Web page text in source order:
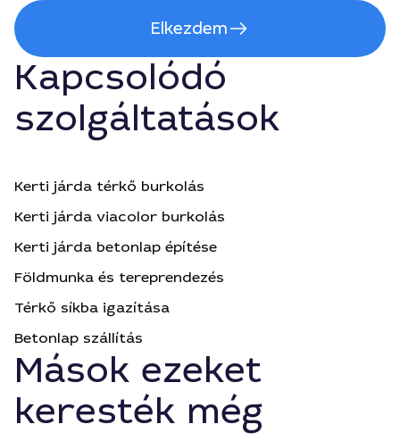
Elkezdem
Kapcsolódó
szolgáltatások
Kerti járda térkő burkolás
Kerti járda viacolor burkolás
Kerti járda betonlap építése
Földmunka és tereprendezés
Térkő síkba igazítása
Betonlap szállítás
Mások ezeket
keresték még